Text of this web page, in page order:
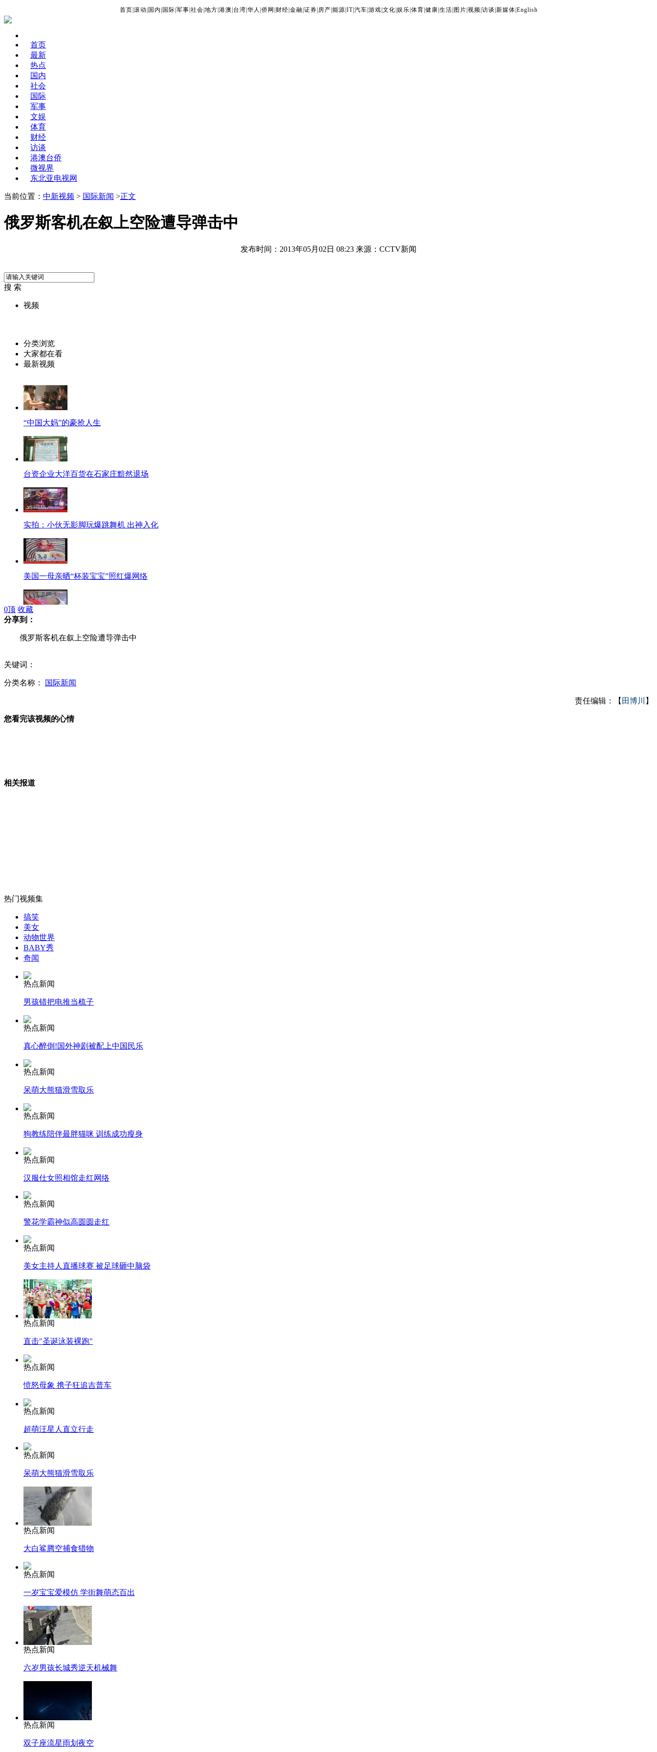
首页 滚动 国内 国际 军事 社会 地方 港澳 台湾 华人 侨网 财经 金融 证券 房产 能源 IT| 汽车 游戏 文化 娱乐 体育 健康 生活 图片 视频 访谈 新媒体 English
首页
最新
热点
国内
社会
国际
军事
文娱
体育
财经
访谈
港澳台侨
微视界
东北亚电视网
当前位置： 中新视频 > 国际新闻 >正文
俄罗斯客机在叙上空险遭导弹击中
发布时间：2013年05月02日 08:23 来源：CCTV新闻
搜 索
视频
分类浏览
大家都在看
最新视频
“中国大妈”的豪抢人生
台资企业大洋百货在石家庄黯然退场
实拍：小伙无影脚玩爆跳舞机 出神入化
美国一母亲晒“杯装宝宝”照红爆网络
高校凶案频发 网友总结“宿舍生存指南”
香港旅游大巴迟到 内地游客声泪俱下控诉
山西运城恶犬咬伤多人 警民合力深夜将其击毙
无痛分娩是否安全 医生回应
外交部：反对强权政治霸凌主义
外交部：有关国家言论片面不公正
安徽一实载49人客车翻车
走！跟着总书记去植树
消防员救轻生者
纽约上演“枕头大战”
司机酒驾遇交警 急速倒车逃窜
0顶 收藏
分享到：
俄罗斯客机在叙上空险遭导弹击中
关键词：
分类名称： 国际新闻
责任编辑：【 田博川 】
您看完该视频的心情
相关报道
热门视频集
搞笑
美女
动物世界
BABY秀
奇闻
热点新闻
男孩错把电推当梳子
热点新闻
真心醉倒!国外神剧被配上中国民乐
热点新闻
呆萌大熊猫滑雪取乐
热点新闻
狗教练陪伴最胖猫咪 训练成功瘦身
热点新闻
汉服仕女照相馆走红网络
热点新闻
警花学霸神似高圆圆走红
热点新闻
美女主持人直播球赛 被足球砸中脑袋
热点新闻
直击"圣诞泳装裸跑"
热点新闻
愤怒母象 携子狂追吉普车
热点新闻
超萌汪星人直立行走
热点新闻
呆萌大熊猫滑雪取乐
热点新闻
大白鲨腾空捕食猎物
热点新闻
一岁宝宝爱模仿 学街舞萌态百出
热点新闻
六岁男孩长城秀逆天机械舞
热点新闻
双子座流星雨划夜空